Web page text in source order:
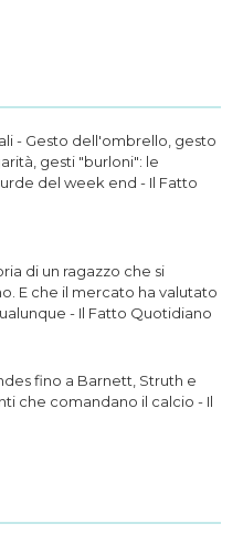
- Gesto dell'ombrello, gesto
gesti "burloni": le
del week end - Il Fatto
di un ragazzo che si
E che il mercato ha valutato
- Il Fatto Quotidiano
fino a Barnett, Struth e
che comandano il calcio - Il